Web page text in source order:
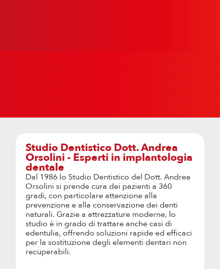
Studio Dentistico Dott. Andrea
Orsolini - Esperti in implantologia
dentale
Dal 1986 lo Studio Dentistico del Dott. Andrea
Orsolini si prende cura dei pazienti a 360
gradi, con particolare attenzione alla
prevenzione e alla conservazione dei denti
naturali. Grazie a attrezzature moderne, lo
studio è in grado di trattare anche casi di
edentulia, offrendo soluzioni rapide ed efficaci
per la sostituzione degli elementi dentari non
recuperabili.